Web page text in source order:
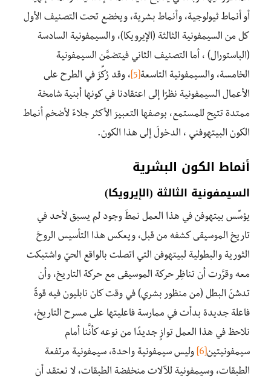
أو أنماط ثيولوجية، وأنماط بشرية، ويخضع تحت التصنيف الأول
كل من السيمفونية الثالثة (الإيرويكا)، والسيمفونية السادسة
(الباستورال) ، أما التصنيف الثاني فيتضمَّن السيمفونية
الخامسة، والسيمفونية التاسعة[5]
، وقد رُكِّزَ في الطرح على
الأعمال السيمفونية نظرًا إلى اعتقادنا في كونها أبنية شامخة
ممتدة تتيح للمستمع، بوصفها التعبيرَ الأكثر جلاءً لأضخم أنماط
الكون البيتهوفني ، الدخولَ إلى هذا الكون.
أنماط الكون البشرية
السيمفونية الثالثة (الإيرويكا)
يؤسِّس بيتهوفن في هذا العمل نمطَ وجود لم يسبق لأحد في
تاريخ الموسيقى كشفه من قبل، ويعكس هذا التأسيس الروحَ
الثورية والبطولية لبيتهوفن التي اتصلت بالواقع الحيّ واشتبكت
معه وقرَّرت أن تناظِر حركة الموسيقى مع حركة التاريخ، وأن
تدشنّ البطل (من منظور بشري) في وقت كان نابليون فيه قوةً
فاعلة جديدة بدأت في ممارسة فاعليتها على مسرح التاريخ،
نلاحظ في هذا العمل توازٍ جديدًا من نوعه كأنَّنا أمام
سيمفونيتين[6]
وليس سيمفونية واحدة، سيمفونية مرتفعة
الطبقات، وسيمفونية للآلات منخفضة الطبقات، لا نعتقد أن